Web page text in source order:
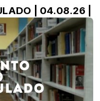
| 04.08.26 |